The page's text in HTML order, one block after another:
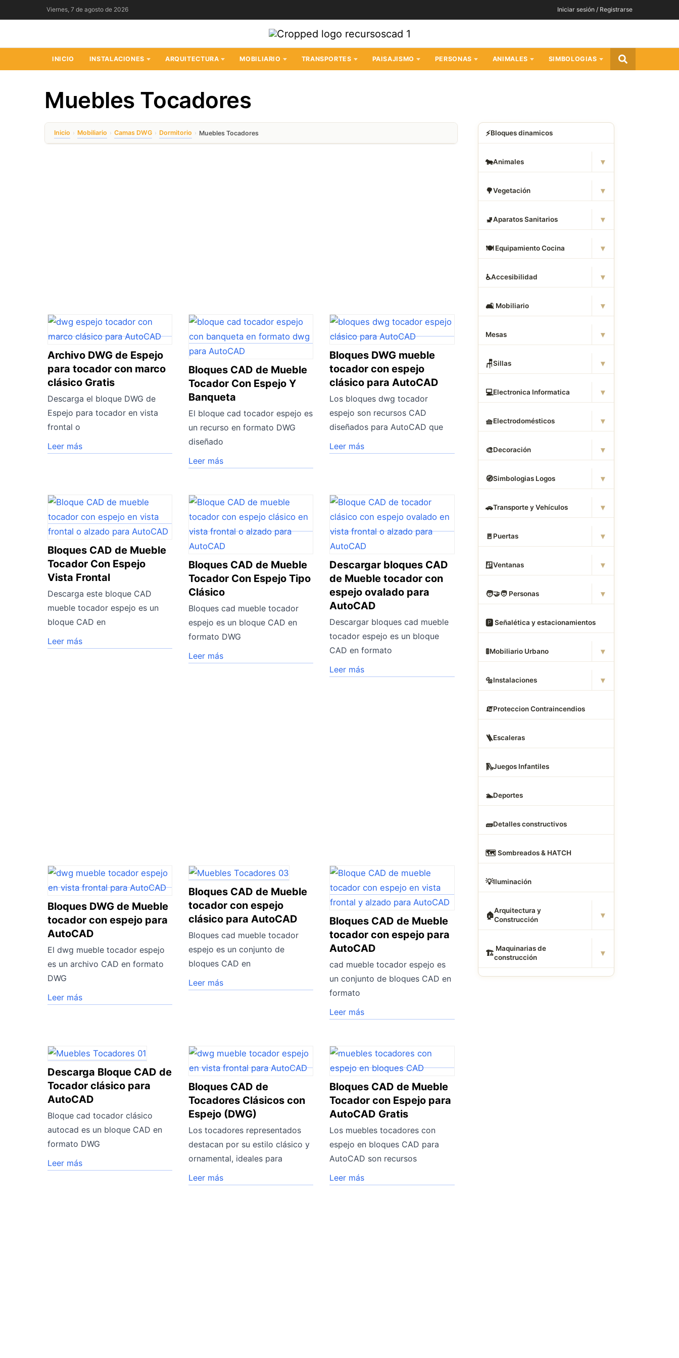
al
Viernes, 7 de agosto de 2026 Iniciar sesión / Registrarse
INICIO INSTALACIONES ARQUITECTURA MOBILIARIO TRANSPORTES PAISAJISMO PERSONAS ANIMALES SIMBOLOGIAS
Muebles Tocadores
Inicio › Mobiliario › Camas DWG › Dormitorio › Muebles Tocadores
Archivo DWG de Espejo
para tocador con marco
clásico Gratis
Descarga el bloque DWG de
Espejo para tocador en vista
frontal o
Leer más
Bloques CAD de Mueble
Tocador Con Espejo Y
Banqueta
El bloque cad tocador espejo es
un recurso en formato DWG
diseñado
Leer más
Bloques DWG mueble
tocador con espejo
clásico para AutoCAD
Los bloques dwg tocador
espejo son recursos CAD
diseñados para AutoCAD que
Leer más
Bloques CAD de Mueble
Tocador Con Espejo
Vista Frontal
Descarga este bloque CAD
mueble tocador espejo es un
bloque CAD en
Leer más
Bloques CAD de Mueble
Tocador Con Espejo Tipo
Clásico
Bloques cad mueble tocador
espejo es un bloque CAD en
formato DWG
Leer más
Descargar bloques CAD
de Mueble tocador con
espejo ovalado para
AutoCAD
Descargar bloques cad mueble
tocador espejo es un bloque
CAD en formato
Leer más
Bloques DWG de Mueble
tocador con espejo para
AutoCAD
El dwg mueble tocador espejo
es un archivo CAD en formato
DWG
Leer más
Bloques CAD de Mueble
tocador con espejo
clásico para AutoCAD
Bloques cad mueble tocador
espejo es un conjunto de
bloques CAD en
Leer más
Bloques CAD de Mueble
tocador con espejo para
AutoCAD
cad mueble tocador espejo es
un conjunto de bloques CAD en
formato
Leer más
Descarga Bloque CAD de
Tocador clásico para
AutoCAD
Bloque cad tocador clásico
autocad es un bloque CAD en
formato DWG
Leer más
Bloques CAD de
Tocadores Clásicos con
Espejo (DWG)
Los tocadores representados
destacan por su estilo clásico y
ornamental, ideales para
Leer más
Bloques CAD de Mueble
Tocador con Espejo para
AutoCAD Gratis
Los muebles tocadores con
espejo en bloques CAD para
AutoCAD son recursos
Leer más
⚡Bloques dinamicos
🐄Animales ▾
🌳Vegetación ▾
🚽Aparatos Sanitarios ▾
🍽️ Equipamiento Cocina ▾
♿Accesibilidad ▾
🛋 ️ Mobiliario ▾
Mesas ▾
🪑Sillas ▾
💻Electronica Informatica ▾
🧺Electrodomésticos ▾
🎨Decoración ▾
🧭Simbologias Logos ▾
🚗Transporte y Vehículos ▾
🚪 Puertas ▾
🪟Ventanas ▾
🧑‍🤝‍🧑 Personas ▾
🅿️ Señalética y estacionamientos
🚦Mobiliario Urbano ▾
🔩Instalaciones ▾
🧯Proteccion Contraincendios
🪜Escaleras
🛝Juegos Infantiles
🏊Deportes
🧱Detalles constructivos
🗺️ Sombreados & HATCH
💡Iluminación
🏠Arquitectura y
Construcción
▾
🏗 ️ Maquinarias de
construcción
▾